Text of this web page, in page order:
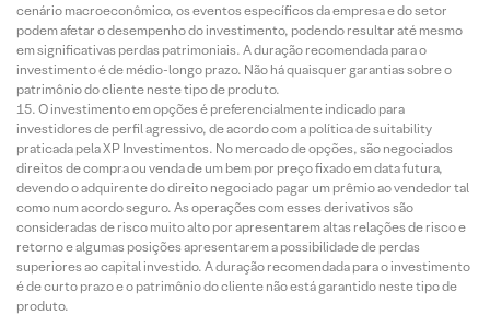
cenário macroeconômico, os eventos específicos da empresa e do setor
podem afetar o desempenho do investimento, podendo resultar até mesmo
em significativas perdas patrimoniais. A duração recomendada para o
investimento é de médio-longo prazo. Não há quaisquer garantias sobre o
patrimônio do cliente neste tipo de produto.
O investimento em opções é preferencialmente indicado para
investidores de perfil agressivo, de acordo com a política de suitability
praticada pela XP Investimentos. No mercado de opções, são negociados
direitos de compra ou venda de um bem por preço fixado em data futura,
devendo o adquirente do direito negociado pagar um prêmio ao vendedor tal
como num acordo seguro. As operações com esses derivativos são
consideradas de risco muito alto por apresentarem altas relações de risco e
retorno e algumas posições apresentarem a possibilidade de perdas
superiores ao capital investido. A duração recomendada para o investimento
é de curto prazo e o patrimônio do cliente não está garantido neste tipo de
produto.